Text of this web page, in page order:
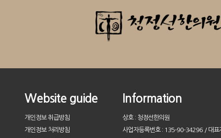
Website guide
개인정보 취급방침
개인정보 처리방침
Information
상호 : 청정선한의원
사업자등록번호 : 135-90-34296 / 대표